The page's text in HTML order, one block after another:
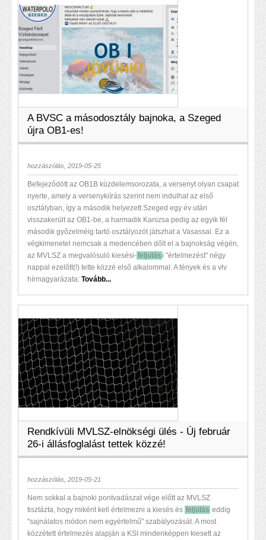
A BVSC a másodosztály bajnoka, a Szeged
újra OB1-es!
hozzászólás, 2019-05-25
Befejeződött az OB1B küzdelemsorozata, a versenyt olyan csapat
nyerte, amely a versenykiírás szerint nem indulhat az első
osztályban, így a második helyezett Szeged egy év után
visszakerült az OB1-be, a harmadik Kanizsa pedig az egyik fél
második győzelméig tartó osztályozót játszhat a Vasassal. Ez a
végkimenetel nemcsak a medencében dőlt el a bajnokság végén,
az MVLSZ a megvalósuló kiesési-feljutási "értelmezést" négy
nappal ezelőtt(!) tette közzé első alkalommal. A tények és a vlv
hírmagyarázata: Tovább...
Rendkívüli MVLSZ-elnökségi ülés - Új február
26-i állásfoglalást tettek közzé!
hozzászólás, 2019-05-21
Nem sokkal a bajnoki pontvadászat vége előtt az MVLSZ
tisztázta, hogy miként kell értelmezni a kiesés és feljutás eddig
"sajnálatos módon nem egyértelmű" szabályozását. A most
közzétett értelmezés alapján a KSI mindenképpen kiesett az